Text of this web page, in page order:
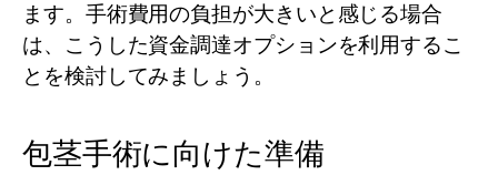
ます。手術費用の負担が大きいと感じる場合
は、こうした資金調達オプションを利用するこ
とを検討してみましょう。
包茎手術に向けた準備